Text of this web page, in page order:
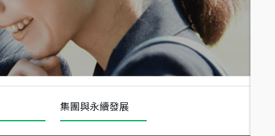
1,808
集團與永續發展